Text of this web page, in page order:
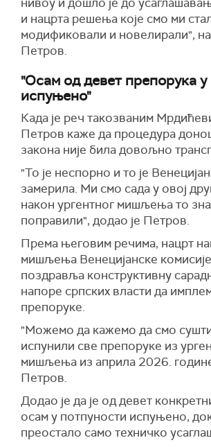
и нацрта решења које смо ми
модификовали и новелирали",
Петров.
"Осам од девет препорука
испуњено"
Када је реч такозваним
Петров каже да процедура
закона није била довољно
"То је неспорно и то је
замерила. Ми смо сада у овој
након ургентног мишљења то
поправили", додао је Петров.
Према његовим речима, нацрт
мишљења Венецијанске
поздравља конструктивну
напоре српских власти да
препоруке.
"Можемо да кажемо да смо
испунили све препоруке из
мишљења из априла 2026.
Петров.
Додао је да је од девет
осам у потпуности испуњено,
преостало само техничко